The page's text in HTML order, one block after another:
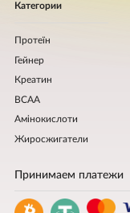
Категории
Протеїн
Гейнер
Креатин
BCAA
Амінокислоти
Жиросжигатели
Принимаем платежи